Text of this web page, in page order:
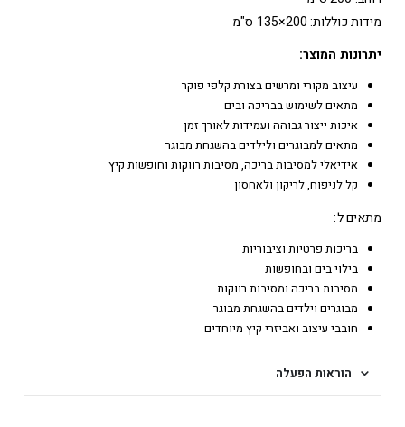
מידות כוללות: 200×135 ס"מ
יתרונות המוצר:
עיצוב מקורי ומרשים בצורת קלפי פוקר
מתאים לשימוש בבריכה ובים
איכות ייצור גבוהה ועמידות לאורך זמן
מתאים למבוגרים ולילדים בהשגחת מבוגר
אידיאלי למסיבות בריכה, מסיבות רווקות וחופשות קיץ
קל לניפוח, לריקון ולאחסון
מתאים ל:
בריכות פרטיות וציבוריות
בילוי בים ובחופשות
מסיבות בריכה ומסיבות רווקות
מבוגרים וילדים בהשגחת מבוגר
חובבי עיצוב ואביזרי קיץ מיוחדים
הוראות הפעלה